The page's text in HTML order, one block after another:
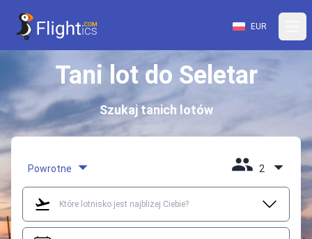
EUR
Tani lot do Seletar
Szukaj tanich lotów
Powrotne 2